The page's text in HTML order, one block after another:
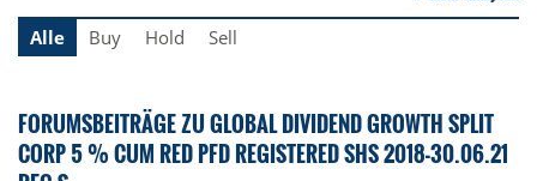
Alle
Buy Hold Sell
FORUMSBEITRÄGE ZU GLOBAL DIVIDEND GROWTH SPLIT
CORP 5 % CUM RED PFD REGISTERED SHS 2018-30.06.21